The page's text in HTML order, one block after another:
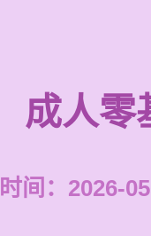
成人零
时间：2026-